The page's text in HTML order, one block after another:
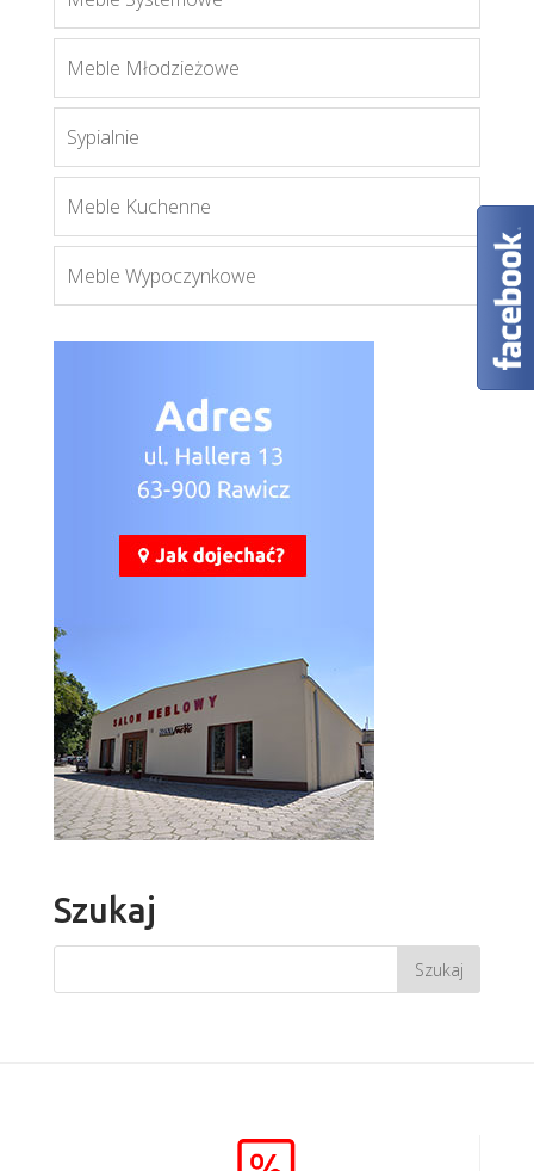
Meble Młodzieżowe
Sypialnie
Meble Kuchenne
Meble Wypoczynkowe
Szukaj